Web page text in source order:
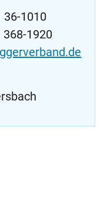
36-1010
1920